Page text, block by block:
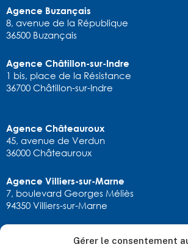
Gérer le consentement
Agence Buzançais
8, avenue de la République
36500 Buzançais
Agence Châtillon-sur-Indre
1 bis, place de la Résistance
36700 Châtillon-sur-Indre
Agence Châteauroux
45, avenue de Verdun
36000 Châteauroux
Agence Villiers-sur-Marne
7, boulevard Georges Méliès
94350 Villiers-sur-Marne